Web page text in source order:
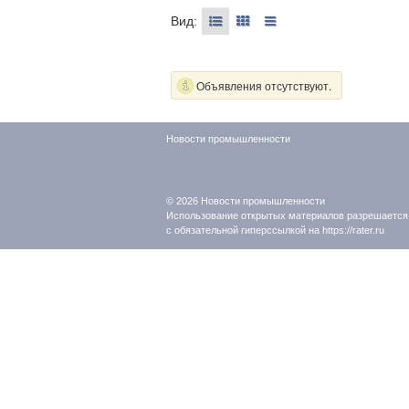
Вид:
Объявления отсутствуют.
Новости промышленности
© 2026 Новости промышленности
Использование открытых материалов разрешается
с обязательной гиперссылкой на https://rater.ru